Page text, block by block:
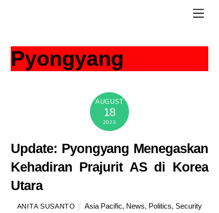
Pyongyang
AUGUST
18
2023
Update: Pyongyang Menegaskan
Kehadiran Prajurit AS di Korea
Utara
ANITA SUSANTO Asia Pacific, News, Politics, Security